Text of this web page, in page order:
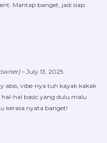
Mantap banget, jadi siap
– July 13, 2025
abis, vibe-nya tuh kayak kakak
hal basic yang dulu malu
kerasa nyata banget!